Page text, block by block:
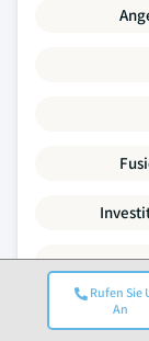
Rufen Sie
An
Jeder